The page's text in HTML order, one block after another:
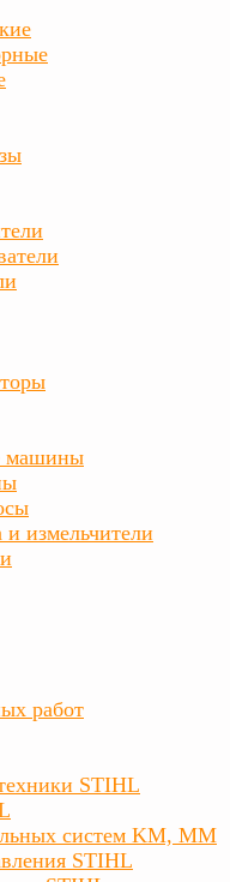
машины
и измельчители
работ
STIHL
систем KM, MM
STIHL